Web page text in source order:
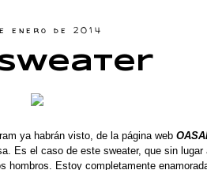
enero de 2014
Sweater
ya habrán visto, de la página web
Es el caso de este sweater, que sin
Estoy completamente